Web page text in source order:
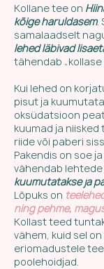
Kollane tee on
kõige haruldasem.
samalaadselt
lehed läbivad
tähendab „kollase
Kui lehed on
pisut ja
oksüdatsioon
kuumad ja
riide või paberi
Pakendis on soe
vähendab
kuumutatakse ja
Lõpuks on
ning pehme,
Kollast teed
vähem, kuid sel
eriomadustele
poolehoidjad.